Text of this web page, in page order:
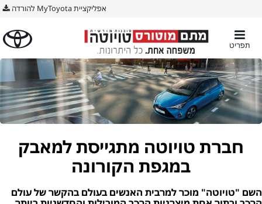
אפליקציית MyToyota להורדה
תפריט
חברת טויוטה מתגייסת למאבק
במגפת הקורונה
השם "טויוטה" מוכר למרבית האנשים בעולם בהקשר של עולם